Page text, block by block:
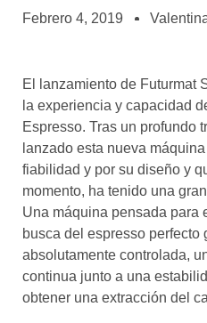
asociados
el café siempre tiene
algo nuevo que
enseñarnos
BOLSA DE TRABAJO
¡te imaginas vivir de tu pasión
por el café?
CONTACTO
¡queremos saber
Febrero 4, 2019
El lanzamiento de Futurmat
la experiencia y capacidad
Espresso. Tras un profundo
lanzado esta nueva
fiabilidad y por su diseño y
momento, ha tenido una
Una máquina pensada para
busca del espresso perfecto
absolutamente controlada,
continua junto a una
obtener una extracción del